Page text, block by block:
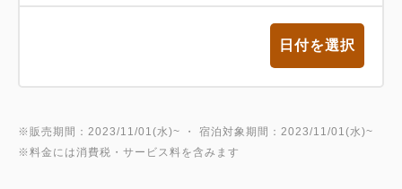
日付を選択
※販売期間：2023/11/01(水)~ ・ 宿泊対象期間：2023/11/01(水)~
※料金には消費税・サービス料を含みます